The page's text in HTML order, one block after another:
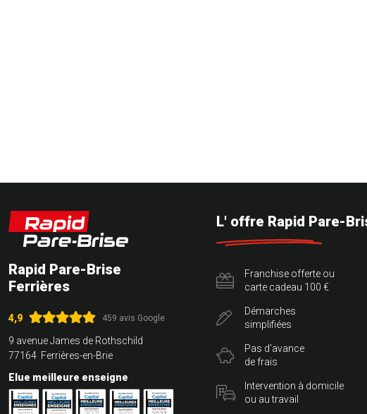
Rapid Pare-Brise
Ferrières
4,9 459 avis Google
9 avenue James de Rothschild
77164 Ferrières-en-Brie
Elue meilleure enseigne
L' offre Rapid Pare-
Franchise offerte ou
carte cadeau 100 €
Démarches
simplifiées
Pas d'avance
de frais
Intervention à domicile
ou au travail